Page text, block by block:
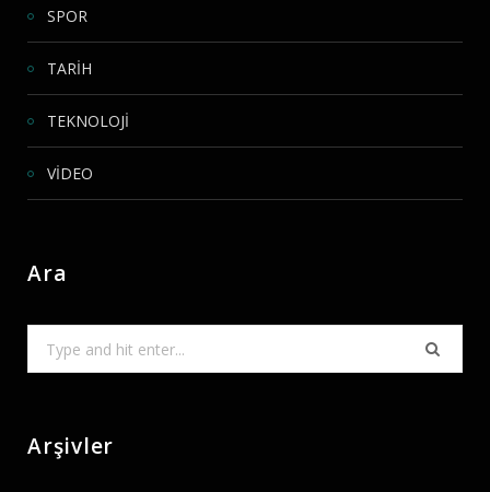
SPOR
TARİH
TEKNOLOJİ
VİDEO
Ara
Arşivler